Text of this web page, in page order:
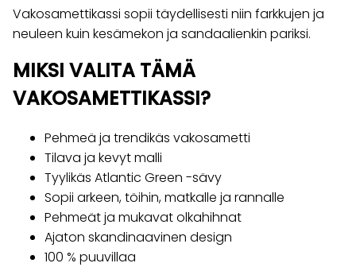
Vakosamettikassi sopii täydellisesti niin farkkujen ja
neuleen kuin kesämekon ja sandaalienkin pariksi.
MIKSI VALITA TÄMÄ
VAKOSAMETTIKASSI?
Pehmeä ja trendikäs vakosametti
Tilava ja kevyt malli
Tyylikäs Atlantic Green -sävy
Sopii arkeen, töihin, matkalle ja rannalle
Pehmeät ja mukavat olkahihnat
Ajaton skandinaavinen design
100 % puuvillaa